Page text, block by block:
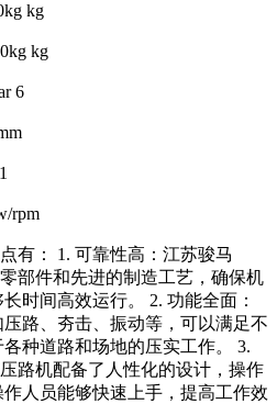
kg
kg
6
rpm
有： 1. 可靠性高：江苏骏马
部件和先进的制造工艺，确保机
时间高效运行。 2. 功能全面：
路、夯击、振动等，可以满足不
种道路和场地的压实工作。 3.
路机配备了人性化的设计，操作
人员能够快速上手，提高工作效